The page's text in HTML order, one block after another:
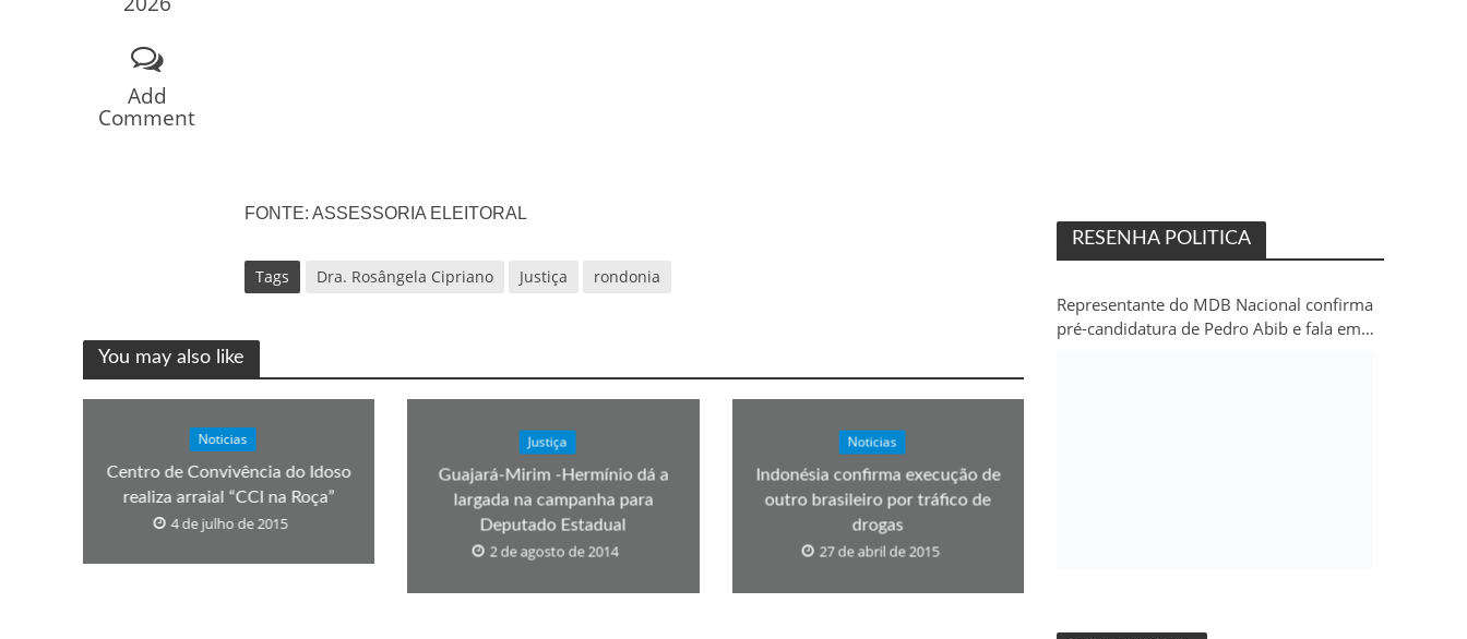
Add
Comment
FONTE: ASSESSORIA ELEITORAL
Tags Dra. Rosângela Cipriano Justiça rondonia
You may also like
Noticias
Centro de Convivência do Idoso
realiza arraial “CCI na Roça”
4 de julho de 2015
Justiça
Guajará-Mirim -Hermínio dá a
largada na campanha para
Deputado Estadual
2 de agosto de 2014
Noticias
Indonésia confirma execução de
outro brasileiro por tráfico de
drogas
27 de abril de 2015
RESENHA POLITICA
Representante do MDB Nacional confirma
pré-candidatura de Pedro Abib e fala em